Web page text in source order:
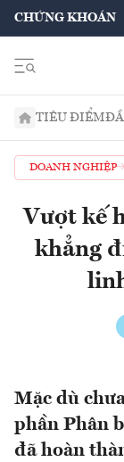
CHỨNG KHOÁN
TIÊU ĐIỂM
DOANH NGHIỆP
Vượt kế
khẳng
Mặc dù
phần Phân
đã hoàn